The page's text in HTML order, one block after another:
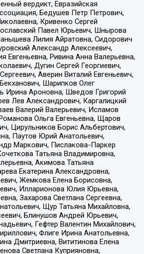
вердикт, Евразийская
Бедушев Петр Петрович,
Кривенко Сергей
Павел Юрьевич, Шнырова
Лилия Айратовна, Сидорович
Александр Алексеевич,
Евгеньевна, Ривина Анна Валерьевна,
Дугин Сергей Георгиевич,
Аверин Виталий Евгеньевич,
Шарипков Олег
Ирина Ароновна, Шведов Григорий
Лев Александрович, Каргалицкий
Валерий Валерьевич, Исламов
Ольга Евгеньевна, Щаров
Цирульников Борис Альбертович,
Паутов Юрий Анатольевич,
Маркович, Пислакова-Паркер
Татьяна Владимировна,
Акимова Татьяна
Екатерина Александровна,
Жемкова Елена Борисовна,
Илларионова Юлия Юрьевна,
Захарова Светлана Сергеевна,
Щур Татьяна Михайловна,
Блинушов Андрей Юрьевич,
Гефтер Валентин Михайлович,
Флиге Ирина Анатольевна,
Дмитриевна, Вититинова Елена
Светлана Куприяновна,